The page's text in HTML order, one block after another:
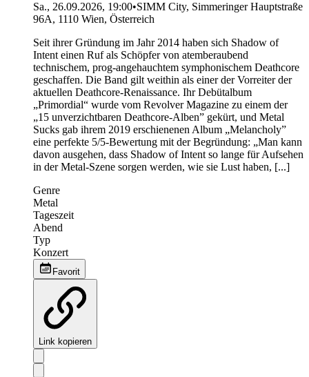
Sa., 26.09.2026, 19:00•SIMM City, Simmeringer Hauptstraße
96A, 1110 Wien, Österreich
Seit ihrer Gründung im Jahr 2014 haben sich Shadow of
Intent einen Ruf als Schöpfer von atemberaubend
technischem, prog-angehauchtem symphonischem Deathcore
geschaffen. Die Band gilt weithin als einer der Vorreiter der
aktuellen Deathcore-Renaissance. Ihr Debütalbum
„Primordial“ wurde vom Revolver Magazine zu einem der
„15 unverzichtbaren Deathcore-Alben” gekürt, und Metal
Sucks gab ihrem 2019 erschienenen Album „Melancholy”
eine perfekte 5/5-Bewertung mit der Begründung: „Man kann
davon ausgehen, dass Shadow of Intent so lange für Aufsehen
in der Metal-Szene sorgen werden, wie sie Lust haben, [...]
Genre
Metal
Tageszeit
Abend
Typ
Konzert
Favorit
Link kopieren